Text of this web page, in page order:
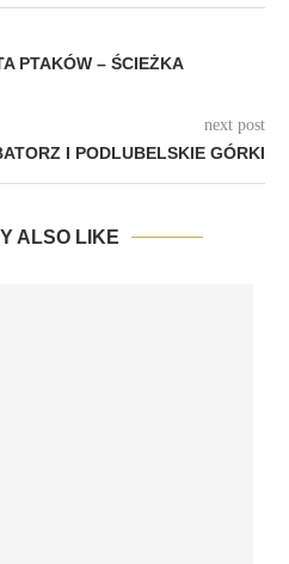
PTAKÓW – ŚCIEŻKA
next post
I PODLUBELSKIE GÓRKI
ALSO LIKE